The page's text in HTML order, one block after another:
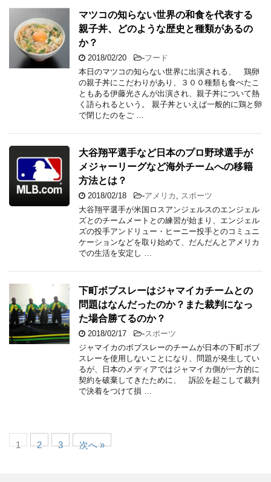
マツコの知らない世界の和食を代表する
親子丼、どのような歴史と種類があるの
か？
2018/02/20 -フード
本日のマツコの知らない世界に出演される、 鶏卵
の親子丼にこだわりがあり、３００種類も食べたこ
ともある伊藤光さんが出演され、親子丼について熱
く語られるという。 親子丼といえば一般的に鶏と卵
で閉じたのをご …
大谷翔平選手など日本のプロ野球選手が
メジャーリーグなど海外チームへの移籍
方法とは？
2018/02/18 -アメリカ
スポーツ
大谷翔平選手が米国ロスアンジェルスのエンジェル
ズとのチームメートとの練習が始まり、エンジェル
ズの投手アンドリュー・ヒーニー投手とのコミュニ
ケーションなどを取り始めて、だんだんとアメリカ
での生活を安定し …
下町ボブスレーはジャマイカチームとの
問題はなんだったのか？また裁判になっ
た場合勝てるのか？
2018/02/17 -スポーツ
ジャマイカのボブスレーのチームが日本の下町ボブ
スレーを使用しないことになり、問題が発生してい
るが、日本のメディアではジャマイカ側が一方的に
契約を破棄してきたために、 訴訟を起こして裁判
で決着をつけて損 …
1 2 3 次へ »